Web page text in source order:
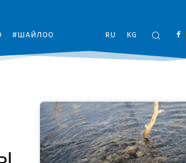
#ШАЙЛОО RU KG